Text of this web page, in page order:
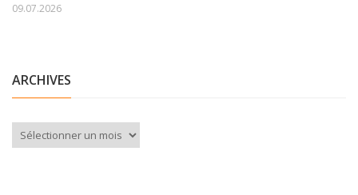
09.07.2026
ARCHIVES
Archives